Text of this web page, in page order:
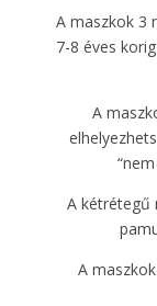
A maszkok 3
7-8 éves
A
A kétrétegű
A